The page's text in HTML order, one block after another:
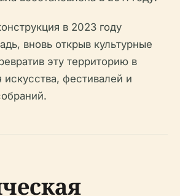
в 2023 году
вновь открыв культурные
эту территорию в
фестивалей и